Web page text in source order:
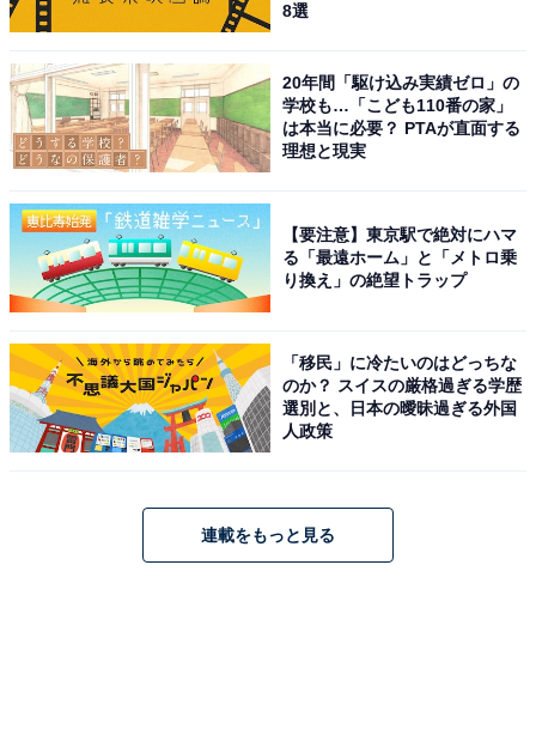
8選
20年間「駆け込み実績ゼロ」の
学校も…「こども110番の家」
は本当に必要？ PTAが直面する
理想と現実
【要注意】東京駅で絶対にハマ
る「最遠ホーム」と「メトロ乗
り換え」の絶望トラップ
「移民」に冷たいのはどっちな
のか？ スイスの厳格過ぎる学歴
選別と、日本の曖昧過ぎる外国
人政策
連載をもっと見る